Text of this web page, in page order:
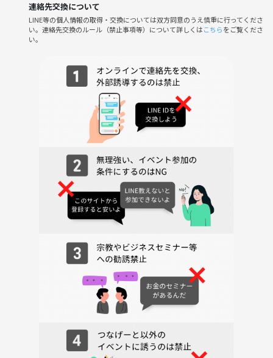
✳️参加人数によっては待機の時間がございます
✳️ドリンク(ペットボトルのみ)、軽食、食事は持ち込みOK
✳️お酒持ち込み不可ですが店内販売はしています
🔴体調が悪い方は参加を控えて下さい。無理に参加されると体調を崩す
だけでなく、他の参加者に風邪などを移したりする可能性があります。
🀄━━━━━━━━━━━━━🀄
《当日のザックリとした流れ》
12:50〜12:55集合+自己紹介
13:00〜14:30半荘
14:40〜16:10半荘
16:10〜16:20休憩
17:50〜18:00片付け、退店
🙋アンジャッシュ児嶋さんのわかりやすい麻雀動画はこちら
https://youtu.be/PwIGq1dYVek?si=nKSDgPzDBh_aGPVI
━━━━━━━━━━━━━━
麻雀一緒にやりませんか！こんなに面白いゲームはありません^^;ゲー
ムの王様中の王様と言われているほど世界中で愛されてるゲームです☆
ルールは10分で覚えられる簡単なゲームです！ずっとワクワクドキドキ
連絡先交換について
LINE等の個人情報の取得・交換については双方同意のうえ慎重に行ってくださ
い。連絡先交換のルール（禁止事項等）について詳しくはこちらをご覧くださ
い。